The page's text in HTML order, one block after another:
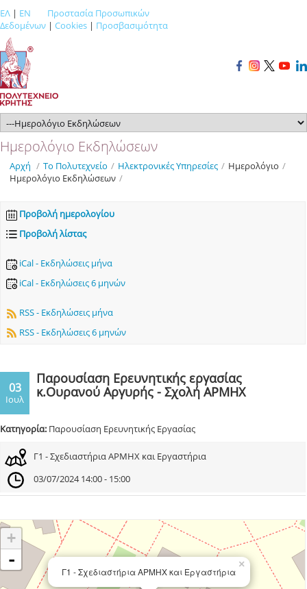
ΕΛ | EN
Προστασία Προσωπικών
Δεδομένων | Cookies | Προσβασιμότητα
Ημερολόγιο Εκδηλώσεων
Αρχή / Το Πολυτεχνείο / Ηλεκτρονικές Υπηρεσίες / Ημερολόγιο /
Ημερολόγιο Εκδηλώσεων /
Προβολή ημερολογίου
Προβολή λίστας
iCal - Εκδηλώσεις μήνα
iCal - Εκδηλώσεις 6 μηνών
RSS - Εκδηλώσεις μήνα
RSS - Εκδηλώσεις 6 μηνών
03
Ιουλ
Παρουσίαση Ερευνητικής εργασίας
κ.Ουρανού Αργυρής - Σχολή ΑΡΜΗΧ
Κατηγορία: Παρουσίαση Ερευνητικής Εργασίας
Γ1 - Σχεδιαστήρια ΑΡΜΗΧ και Εργαστήρια
03/07/2024 14:00 - 15:00
×
Γ1 - Σχεδιαστήρια ΑΡΜΗΧ και Εργαστήρια
+
-